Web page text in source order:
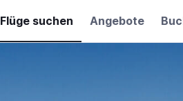
Flüge suchen Angebote